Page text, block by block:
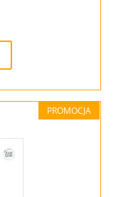
PROMOCJA